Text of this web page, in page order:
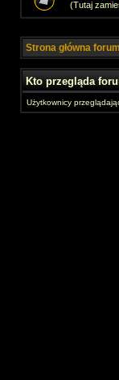
(Tutaj
Strona główna forum
Kto przegląda
Użytkownicy